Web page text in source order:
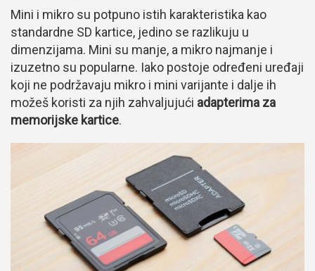
Mini i mikro su potpuno istih karakteristika kao
standardne SD kartice, jedino se razlikuju u
dimenzijama. Mini su manje, a mikro najmanje i
izuzetno su popularne. Iako postoje određeni uređaji
koji ne podržavaju mikro i mini varijante i dalje ih
možeš koristi za njih zahvaljujući adapterima za
memorijske kartice.